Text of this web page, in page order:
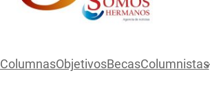
ColumnasObjetivosBecasColumnistas